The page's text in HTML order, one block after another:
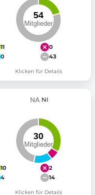
11
0
0
43
Klicken für Details
NI
10
2
4
14
Klicken für Details